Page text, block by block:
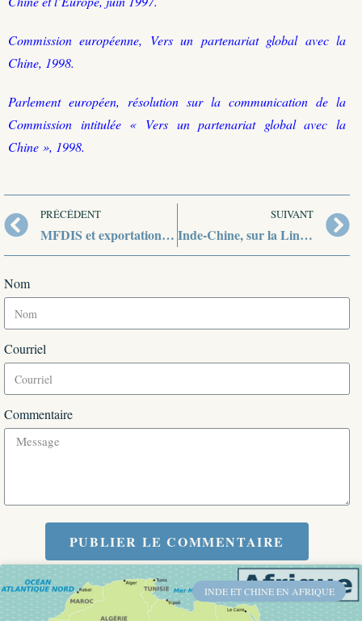
INDE ET CHINE EN AFRIQUE
Commission européenne, Vers un partenariat global avec la
Chine, 1998.
Parlement européen, résolution sur la communication de la
Commission intitulée « Vers un partenariat global avec la
Chine », 1998.
PRÉCÉDENT
MFDIS et exportation d’armes, deux voies pour accélérer la modernisation de l’armée indienne ?
SUIVANT
Inde-Chine, sur la Line of actual control, un désengagement plutôt discret
Nom
Courriel
Commentaire
PUBLIER LE COMMENTAIRE